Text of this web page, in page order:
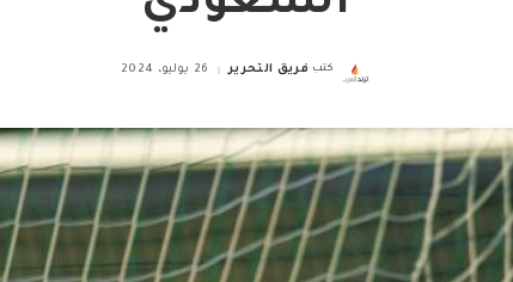
Posted
كتب فريق التحرير 26 يوليو، 2024